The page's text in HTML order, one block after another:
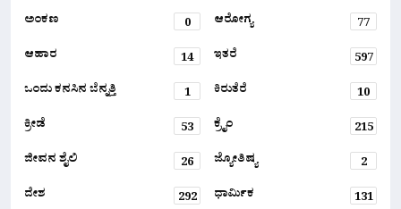
ಅಂಕಣ
0 ಆರೋಗ್ಯ
77
ಆಹಾರ
14 ಇತರೆ
597
ಒಂದು ಕನಸಿನ ಬೆನ್ನತ್ತಿ
1 ಕಿರುತೆರೆ
10
ಕ್ರೀಡೆ
53 ಕ್ರೈಂ
215
ಜೀವನ ಶೈಲಿ
26 ಜ್ಯೋತಿಷ್ಯ
2
ದೇಶ
292 ಧಾರ್ಮಿಕ
131